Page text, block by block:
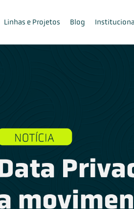
Linhas e Projetos Blog